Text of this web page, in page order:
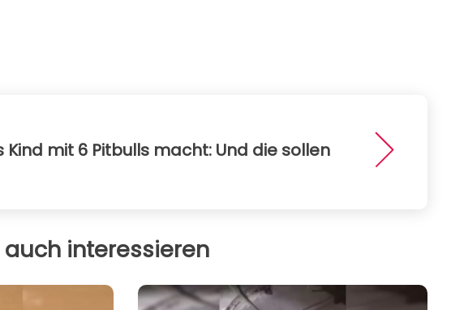
Kind mit 6 Pitbulls macht: Und die sollen
interessieren